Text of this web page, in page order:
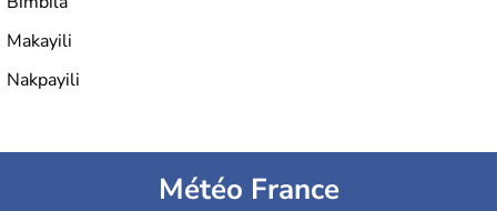
Makayili
Nakpayili
Météo France